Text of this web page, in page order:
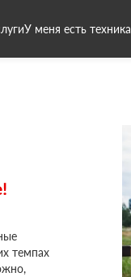
У меня есть техника
темпах